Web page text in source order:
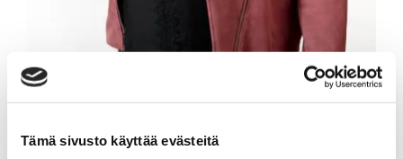
Tämä sivusto käyttää evästeitä